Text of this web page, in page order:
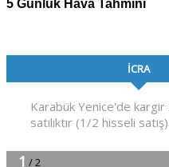
5 Günlük Hava Tahmini